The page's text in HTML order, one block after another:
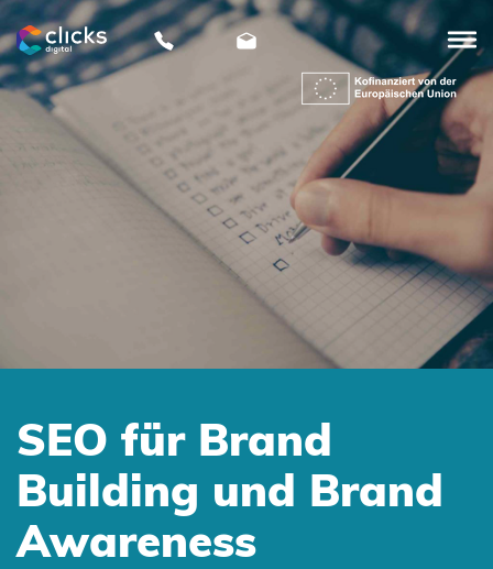
clicks
digital
SEO für Brand
Building und Brand
Awareness